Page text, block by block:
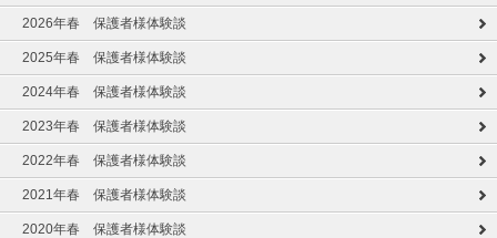
2026年春 保護者様体験談
2025年春 保護者様体験談
2024年春 保護者様体験談
2023年春 保護者様体験談
2022年春 保護者様体験談
2021年春 保護者様体験談
2020年春 保護者様体験談